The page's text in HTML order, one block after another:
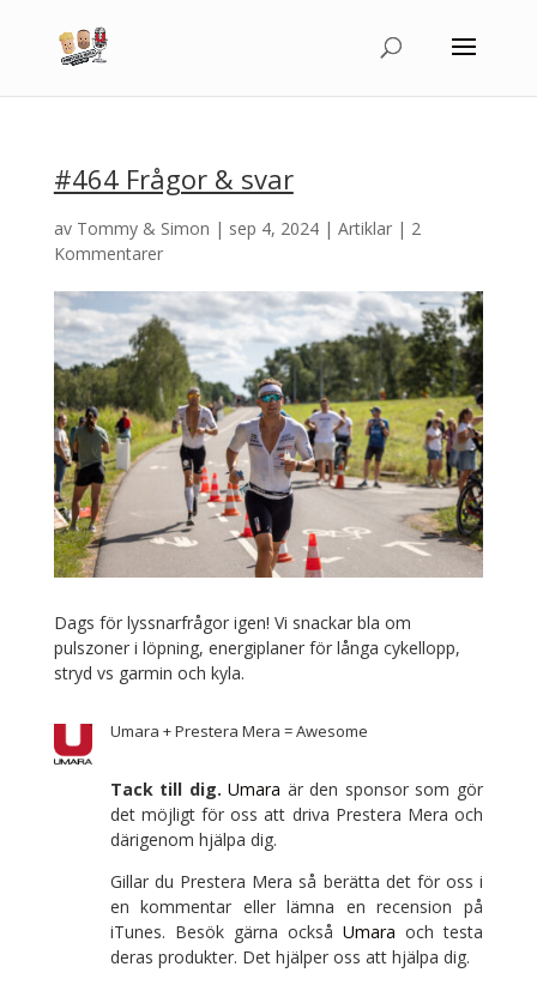
#464 Frågor & svar
av Tommy & Simon | sep 4, 2024| Artiklar| 2
Kommentarer
Dags för lyssnarfrågor igen! Vi snackar bla om
pulszoner i löpning, energiplaner för långa cykellopp,
stryd vs garmin och kyla.
Umara + Prestera Mera = Awesome
Tack till dig. Umara är den sponsor som gör
det möjligt för oss att driva Prestera Mera och
därigenom hjälpa dig.
Gillar du Prestera Mera så berätta det för oss i
en kommentar eller lämna en recension på
iTunes. Besök gärna också Umara och testa
deras produkter. Det hjälper oss att hjälpa dig.